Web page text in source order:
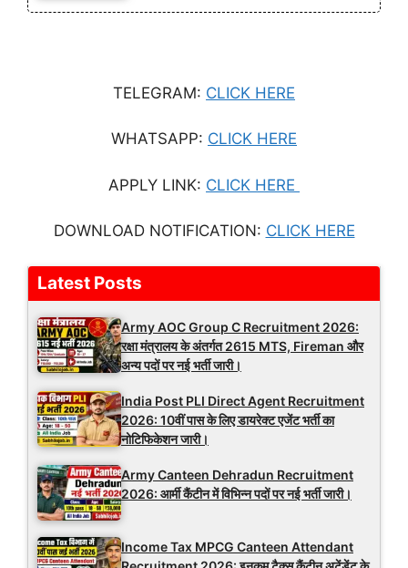
TELEGRAM: CLICK HERE
WHATSAPP: CLICK HERE
APPLY LINK: CLICK HERE
DOWNLOAD NOTIFICATION: CLICK HERE
Latest Posts
Army AOC Group C Recruitment 2026:
रक्षा मंत्रालय के अंतर्गत 2615 MTS, Fireman और
अन्य पदों पर नई भर्ती जारी।
India Post PLI Direct Agent Recruitment
2026: 10वीं पास के लिए डायरेक्ट एजेंट भर्ती का
नोटिफिकेशन जारी।
Army Canteen Dehradun Recruitment
2026: आर्मी कैंटीन में विभिन्न पदों पर नई भर्ती जारी।
Income Tax MPCG Canteen Attendant